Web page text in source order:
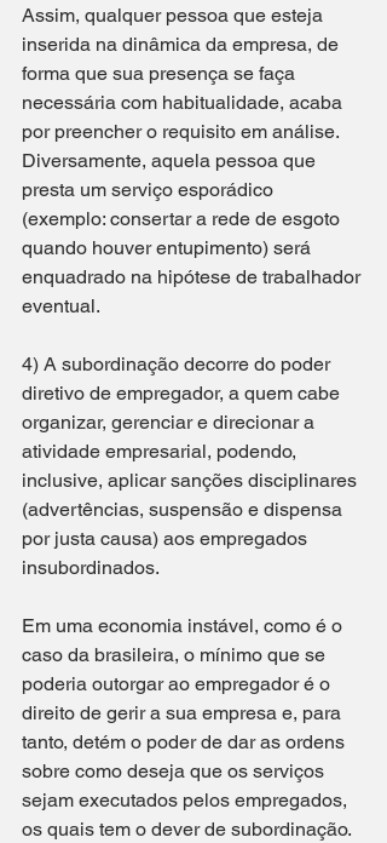
Assim, qualquer pessoa que esteja
inserida na dinâmica da empresa, de
forma que sua presença se faça
necessária com habitualidade, acaba
por preencher o requisito em análise.
Diversamente, aquela pessoa que
presta um serviço esporádico
(exemplo: consertar a rede de esgoto
quando houver entupimento) será
enquadrado na hipótese de trabalhador
eventual.
4) A subordinação decorre do poder
diretivo de empregador, a quem cabe
organizar, gerenciar e direcionar a
atividade empresarial, podendo,
inclusive, aplicar sanções disciplinares
(advertências, suspensão e dispensa
por justa causa) aos empregados
insubordinados.
Em uma economia instável, como é o
caso da brasileira, o mínimo que se
poderia outorgar ao empregador é o
direito de gerir a sua empresa e, para
tanto, detém o poder de dar as ordens
sobre como deseja que os serviços
sejam executados pelos empregados,
os quais tem o dever de subordinação.